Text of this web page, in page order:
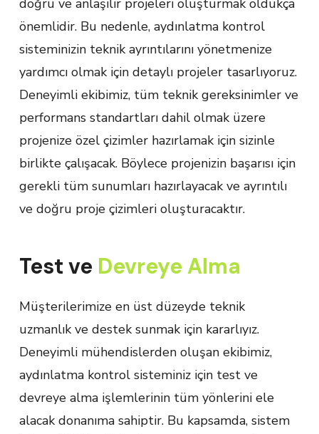
doğru ve anlaşılır projeleri oluşturmak oldukça
önemlidir. Bu nedenle, aydınlatma kontrol
sisteminizin teknik ayrıntılarını yönetmenize
yardımcı olmak için detaylı projeler tasarlıyoruz.
Deneyimli ekibimiz, tüm teknik gereksinimler ve
performans standartları dahil olmak üzere
projenize özel çizimler hazırlamak için sizinle
birlikte çalışacak. Böylece projenizin başarısı için
gerekli tüm sunumları hazırlayacak ve ayrıntılı
ve doğru proje çizimleri oluşturacaktır.
Test ve Devreye Alma
Müşterilerimize en üst düzeyde teknik
uzmanlık ve destek sunmak için kararlıyız.
Deneyimli mühendislerden oluşan ekibimiz,
aydınlatma kontrol sisteminiz için test ve
devreye alma işlemlerinin tüm yönlerini ele
alacak donanıma sahiptir. Bu kapsamda, sistem